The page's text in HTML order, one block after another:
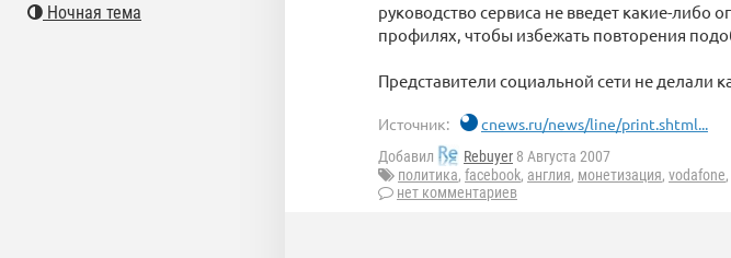
руководство сервиса не введет какие-
профилях, чтобы избежать повторения
Представители социальной сети не делали
Источник: cnews.ru/news/line/print.shtml...
Добавил Rebuyer 8 Августа 2007
политика, facebook, англия, монетизация, vodafone,
нет комментариев
Ночная тема